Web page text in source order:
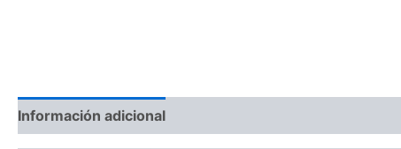
Información adicional